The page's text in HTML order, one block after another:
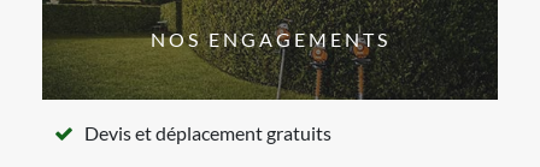
NOS ENGAGEMENTS
Devis et déplacement gratuits